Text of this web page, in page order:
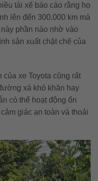
tài xế báo cáo rằng họ
lên đến 300.000 km mà
phần nào nhờ vào
sản xuất chặt chẽ của
của xe Toyota cũng rất
xá khó khăn hay
có thể hoạt động ổn
giác an toàn và thoải